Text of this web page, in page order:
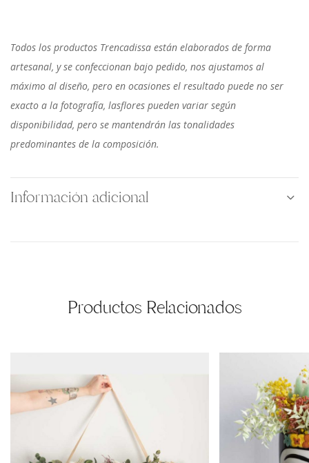
Todos los productos Trencadissa están elaborados de forma
artesanal, y se confeccionan bajo pedido, nos ajustamos al
máximo al diseño, pero en ocasiones el resultado puede no ser
exacto a la fotografía, lasflores pueden variar según
disponibilidad, pero se mantendrán las tonalidades
predominantes de la composición.
Información adicional
Productos Relacionados